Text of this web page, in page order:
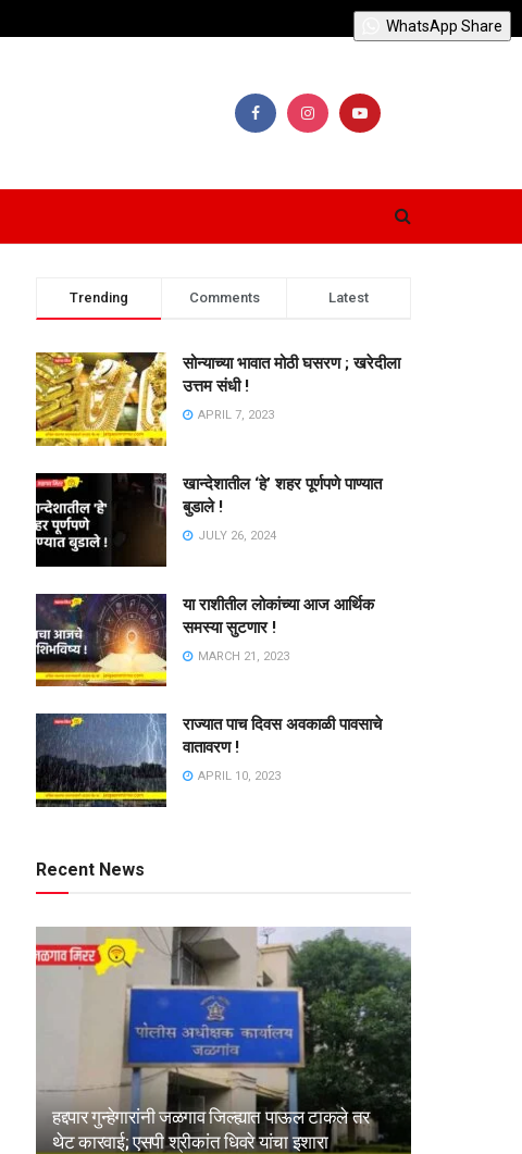
Trending Comments Latest
सोन्याच्या भावात मोठी घसरण ; खरेदीला
उत्तम संधी !
APRIL 7, 2023
खान्देशातील ‘हे’ शहर पूर्णपणे पाण्यात
बुडाले !
JULY 26, 2024
या राशीतील लोकांच्या आज आर्थिक
समस्या सुटणार !
MARCH 21, 2023
राज्यात पाच दिवस अवकाळी पावसाचे
वातावरण !
APRIL 10, 2023
Recent News
हद्दपार गुन्हेगारांनी जळगाव जिल्ह्यात पाऊल टाकले तर
थेट कारवाई; एसपी श्रीकांत धिवरे यांचा इशारा
WhatsApp Share